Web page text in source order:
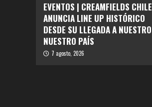
EVENTOS | CREAMFIELDS CHILE
ANUNCIA LINE UP HISTÓRICO
DESDE SU LLEGADA A NUESTRO
NUESTRO PAÍS
7 agosto, 2026